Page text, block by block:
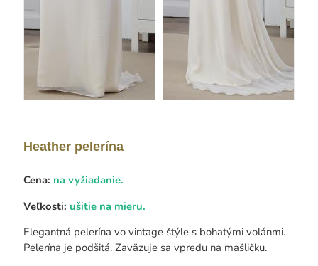
Heather pelerína
Cena: na vyžiadanie.
Veľkosti: ušitie na mieru.
Elegantná pelerína vo vintage štýle s bohatými volánmi.
Pelerína je podšitá. Zaväzuje sa vpredu na mašličku.